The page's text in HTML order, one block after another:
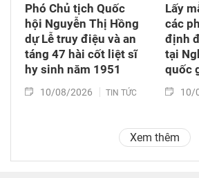
Phó Chủ tịch Quốc
hội Nguyễn Thị Hồng
dự Lễ truy điệu và an
táng 47 hài cốt liệt sĩ
hy sinh năm 1951
10/08/2026 TIN TỨC
Lấy
các
định
tại
quốc
10/
Xem thêm